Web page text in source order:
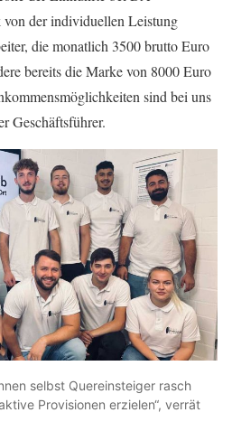
der individuellen Leistung
die monatlich 3500 brutto Euro
bereits die Marke von 8000 Euro
sind bei uns
Geschäftsführer.
selbst Quereinsteiger rasch
Provisionen erzielen“, verrät